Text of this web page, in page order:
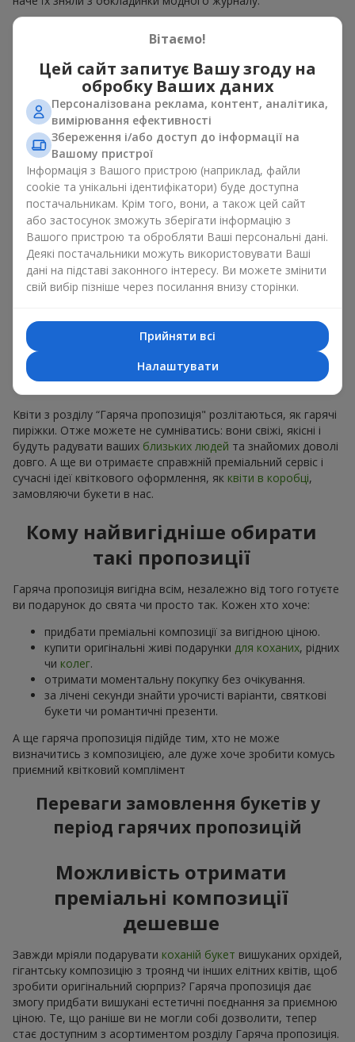
Гаряча пропозиція — це вишукані дизайнерські ансамблі та
елегантні композиції за гарячими цінами, що естетично
поєднують в собі різноманіття форм, кольорів та фактур.
Тут часто з'являються творчі пропозиції зсезонних рослин
а також тематичні набори для свят і особливих подій
Чому ціни на композиції
можуть бути нижчими
Гаряча пропозиція — це не квіти які втратили свою свіжість.
Адже ми гарантуємо термін зберігання кожного букета в
ідеальному стані щонайменше протягом 5 днів. Ціни на
квіти гаряча пропозиція знижуються через:
сезонність квітів — у пік цвітіння троянд, півоній або
гортензій ціни нижчі.
планове оновлення асортименту — старі композиції
авторських букетів.
надходження великої партії квітів – коли ми
розуміємо, що квітів замовлено більше ніж потрібно,
робимо привабливі варіанти дешевшими, зберігши
Квіти з розділу “Гаряча пропозиція" розлітаються, як гарячі
пиріжки. Отже можете не сумніватись: вони свіжі, якісні і
будуть радувати ваших близьких людей та знайомих доволі
довго. А ще ви отримаєте справжній преміальний сервіс і
сучасні ідеї квіткового оформлення, як квіти в коробці,
замовляючи букети в нас.
Кому найвигідніше обирати
такі пропозиції
Гаряча пропозиція вигідна всім, незалежно від того готуєте
ви подарунок до свята чи просто так. Кожен хто хоче:
придбати преміальні композиції за вигідною ціною.
купити оригінальні живі подарунки для коханих, рідних
чи колег.
отримати моментальну покупку без очікування.
за лічені секунди знайти урочисті варіанти, святкові
букети чи романтичні презенти.
А ще гаряча пропозиція підійде тим, хто не може
визначитись з композицією, але дуже хоче зробити комусь
приємний квітковий комплімент
Переваги замовлення букетів у
період гарячих пропозицій
Можливість отримати
преміальні композиції
дешевше
Завжди мріяли подарувати коханій букет вишуканих орхідей,
гігантську композицію з троянд чи інших елітних квітів, щоб
зробити оригінальний сюрприз? Гаряча пропозиція дає
змогу придбати вишукані естетичні поєднання за приємною
ціною. Те, що раніше ви не могли собі дозволити, тепер
стає доступним з асортиментом розділу Гаряча пропозиція.
Вітаємо!
Цей сайт запитує Вашу згоду на
обробку Ваших даних
Персоналізована реклама, контент, аналітика,
вимірювання ефективності
Збереження і/або доступ до інформації на
Вашому пристрої
Інформація з Вашого пристрою (наприклад, файли
cookie та унікальні ідентифікатори) буде доступна
постачальникам. Крім того, вони, а також цей сайт
або застосунок зможуть зберігати інформацію з
Вашого пристрою та обробляти Ваші персональні дані.
Деякі постачальники можуть використовувати Ваші
дані на підставі законного інтересу. Ви можете змінити
свій вибір пізніше через посилання внизу сторінки.
Прийняти всі
Налаштувати